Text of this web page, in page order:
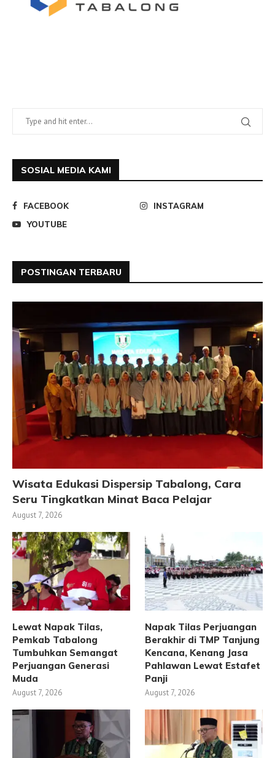
SOSIAL MEDIA KAMI
FACEBOOK
INSTAGRAM
YOUTUBE
POSTINGAN TERBARU
Wisata Edukasi Dispersip Tabalong, Cara
Seru Tingkatkan Minat Baca Pelajar
August 7, 2026
Lewat Napak Tilas,
Pemkab Tabalong
Tumbuhkan Semangat
Perjuangan Generasi
Muda
August 7, 2026
Napak Tilas Perjuangan
Berakhir di TMP Tanjung
Kencana, Kenang Jasa
Pahlawan Lewat Estafet
Panji
August 7, 2026